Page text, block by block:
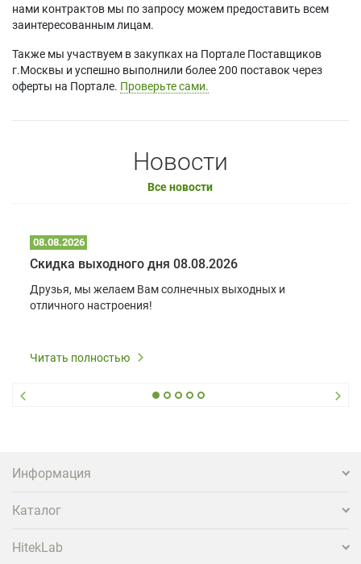
нами контрактов мы по запросу можем предоставить всем
заинтересованным лицам.
Также мы участвуем в закупках на Портале Поставщиков
г.Москвы и успешно выполнили более 200 поставок через
оферты на Портале. Проверьте сами.
Новости
Все новости
08.08.2026
Скидка выходного дня 08.08.2026
Друзья, мы желаем Вам солнечных выходных и
отличного настроения!
Читать полностью
Информация
Каталог
HitekLab